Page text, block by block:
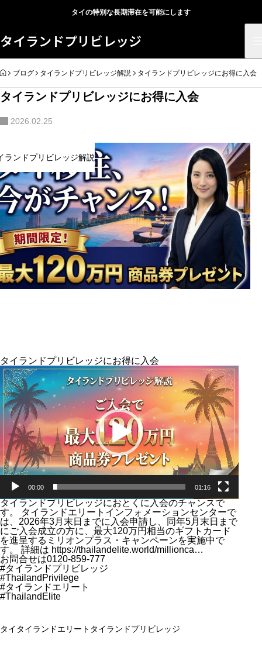
タイの特別な長期滞在を可能にします
タイランドプリビレッジ
HOME
ブログ タイランドプリビレッジ解説 タイランドプリビレッジにお得に入会
タイランドプリビレッジにお得に入会
2026.02.25
ランドプリビレッジ解説
タイランドプリビレッジにお得に入会
動
画
プ
レ
ー
ヤ
ー
00:00 01:16
タイランドプリビレッジにおとくに入会のチャンスで
す。 タイランドエリートインフォメーションセンターで
は、2026年3月末日までに入会申請し、同年5月末日まで
にご入会成立の方に、最大120万円相当のギフトカード
を進呈するミリオンプラス・キャンペーンを実施中で
す。 詳細は https://thailandelite.world/millionca…
お問合せは0120-859-777
#タイランドプリビレッジ
#ThailandPrivilege
#タイランドエリート
#ThailandElite
タイ タイランドエリート タイランドプリビレッジ